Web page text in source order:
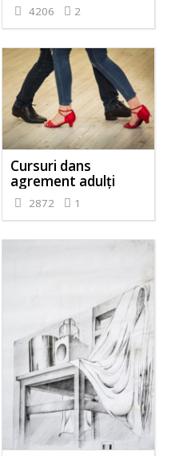
4206 2
Cursuri dans
agrement adulți
2872 1